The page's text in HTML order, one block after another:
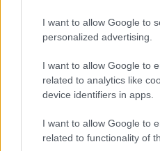
I want to allow Google to
personalized advertising.
I want to allow Google to
related to analytics like
device identifiers in apps.
I want to allow Google to
related to functionality of
Come la guerra in Ucraina sta
Susanna Riva · 9 Ago 2026